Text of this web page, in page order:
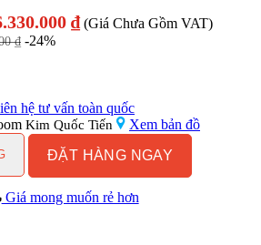
₫ (Giá Chưa Gồm VAT)
₫ -24%
hệ tư vấn toàn quốc
Kim Quốc Tiến Xem bản đồ
ĐẶT HÀNG NGAY
Giá mong muốn rẻ hơn